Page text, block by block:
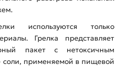
используются только
Грелка представляет
пакет с нетоксичным
соли, применяемой в пищевой